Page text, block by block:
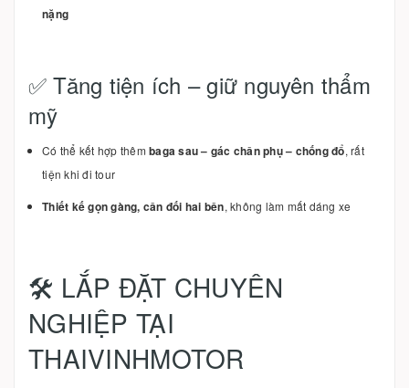
nặng
✅ Tăng tiện ích – giữ nguyên thẩm
mỹ
Có thể kết hợp thêm baga sau – gác chân phụ – chống đổ, rất
tiện khi đi tour
Thiết kế gọn gàng, cân đối hai bên, không làm mất dáng xe
🛠️ LẮP ĐẶT CHUYÊN
NGHIỆP TẠI
THAIVINHMOTOR